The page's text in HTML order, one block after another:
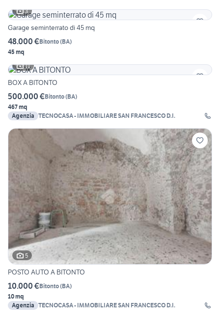
3
Garage seminterrato di 45 mq
48.000 €Bitonto(BA)
45 mq
11
BOX A BITONTO
500.000 €Bitonto(BA)
467 mq
Agenzia TECNOCASA - IMMOBILIARE SAN FRANCESCO D.I.
5
POSTO AUTO A BITONTO
10.000 €Bitonto(BA)
10 mq
Agenzia TECNOCASA - IMMOBILIARE SAN FRANCESCO D.I.